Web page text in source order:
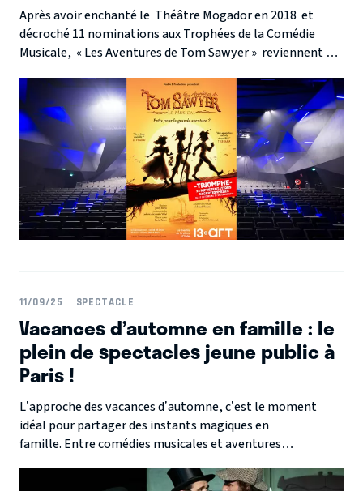
Après avoir enchanté le Théâtre Mogador en 2018 et
décroché 11 nominations aux Trophées de la Comédie
Musicale, « Les Aventures de Tom Sawyer » reviennent à
exceptionnelles. Ne manquez pas le retour du jeune héros
du Mississippi !
11/09/25 SPECTACLE
Vacances d’automne en famille : le
plein de spectacles jeune public à
Paris !
L’approche des vacances d’automne, c’est le moment
idéal pour partager des instants magiques en
famille. Entre comédies musicales et aventures
public riche et variée pour éveiller l’imaginaire des